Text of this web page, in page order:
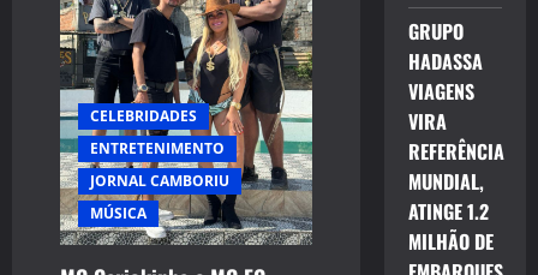
CELEBRIDADES
ENTRETENIMENTO
JORNAL CAMBORIU
MÚSICA
GRUPO
HADASSA
VIAGENS
VIRA
REFERÊNCIA
MUNDIAL,
ATINGE 1.2
MILHÃO DE